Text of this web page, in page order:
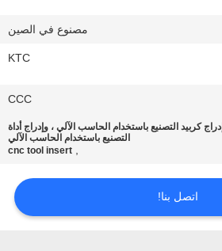
مصنوع في الصين
KTC
CCC
إدراج كربيد التصنيع باستخدام الحاسب الآلي ، وإدراج أداة
التصنيع باستخدام الحاسب الآلي
,
cnc tool insert
اتصل بنا!